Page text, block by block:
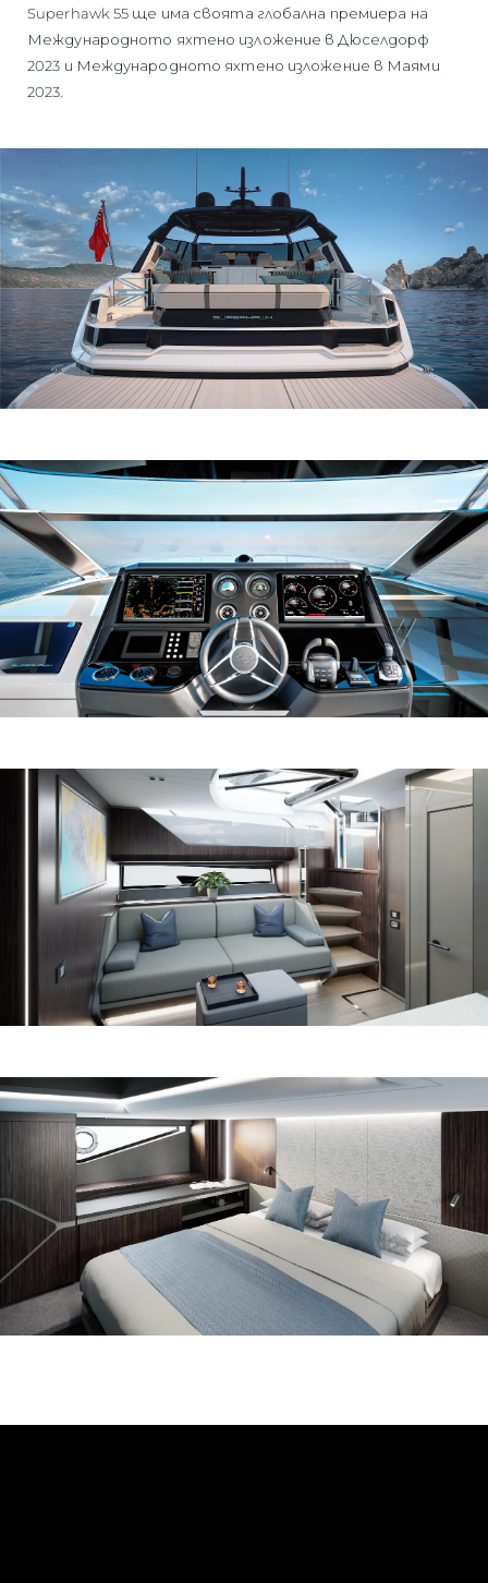
Superhawk 55 ще има своята глобална премиера на
Международното яхтено изложение в Дюселдорф
2023 и Международното яхтено изложение в Маями
2023.